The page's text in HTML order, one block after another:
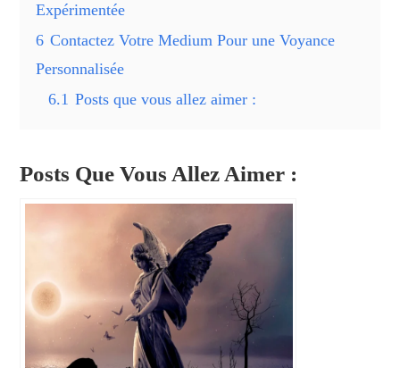
Expérimentée
6 Contactez Votre Medium Pour une Voyance
Personnalisée
6.1 Posts que vous allez aimer :
Posts Que Vous Allez Aimer :